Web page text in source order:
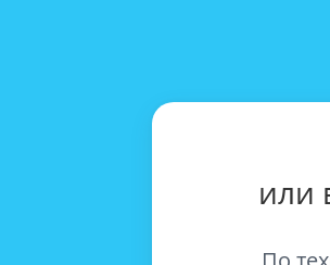
или